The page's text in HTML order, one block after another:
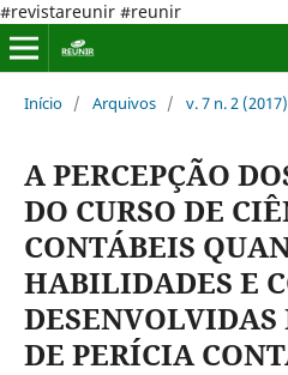
#revistareunir #reunir
Início / Arquivos / v. 7 n. 2
A PERCEPÇÃO
DO CURSO DE
CONTÁBEIS
HABILIDADES E
DE PERÍCIA